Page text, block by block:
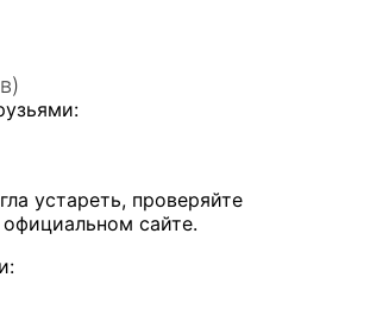
устареть, проверяйте
сайте.